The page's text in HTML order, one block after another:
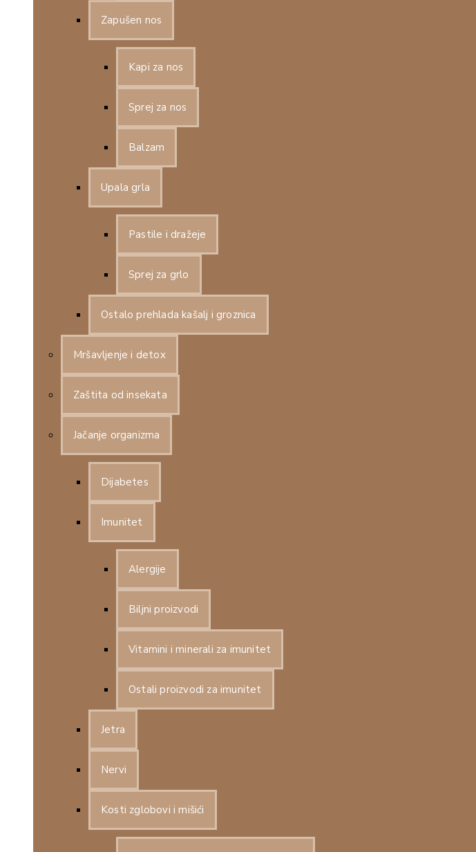
Zapušen nos
Kapi za nos
Sprej za nos
Balzam
Upala grla
Pastile i dražeje
Sprej za grlo
Ostalo prehlada kašalj i groznica
Mršavljenje i detox
Zaštita od insekata
Jačanje organizma
Dijabetes
Imunitet
Alergije
Biljni proizvodi
Vitamini i minerali za imunitet
Ostali proizvodi za imunitet
Jetra
Nervi
Kosti zglobovi i mišići